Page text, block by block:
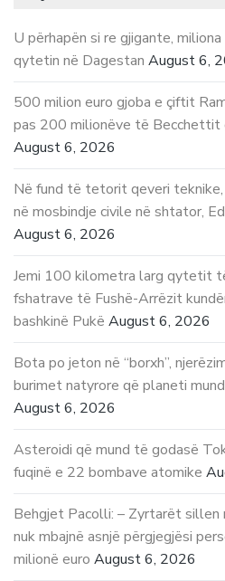
U përhapën si re gjigante,
qytetin në Dagestan August 6,
500 milion euro gjoba e çiftit
pas 200 milionëve të
August 6, 2026
Në fund të tetorit qeveri
në mosbindje civile në shtator,
August 6, 2026
Jemi 100 kilometra larg qytetit
fshatrave të Fushë-Arrëzit
bashkinë Pukë August 6, 2026
Bota po jeton në “borxh”,
burimet natyrore që planeti
August 6, 2026
Asteroidi që mund të godasë
fuqinë e 22 bombave atomike
Behgjet Pacolli: – Zyrtarët sillen
nuk mbajnë asnjë përgjegjësi
milionë euro August 6, 2026